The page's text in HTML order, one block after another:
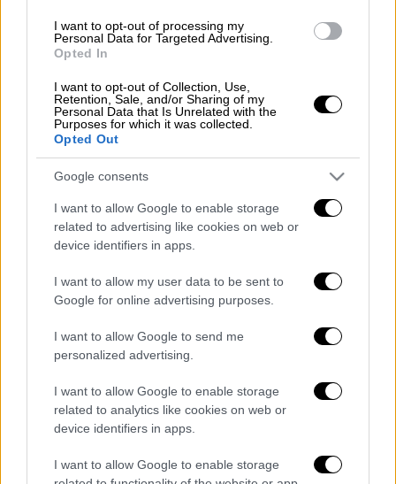
I want to opt-out of processing my
Personal Data for Targeted Advertising.
Opted In
I want to opt-out of Collection, Use,
Retention, Sale, and/or Sharing of my
Personal Data that Is Unrelated with the
Purposes for which it was collected.
Opted Out
Google consents
I want to allow Google to enable storage
related to advertising like cookies on web or
device identifiers in apps.
I want to allow my user data to be sent to
Google for online advertising purposes.
I want to allow Google to send me
personalized advertising.
I want to allow Google to enable storage
related to analytics like cookies on web or
device identifiers in apps.
I want to allow Google to enable storage
POPULAR VIDEOS
Κεντρικό...
Κεντρικό δελτίο ειδήσεων 07/08/2026
08.08.2026 14:03
Μεσημεριανό δελτίο ειδήσεων
08/08/2026
ΑΠΟΣΠΑΣΜΑΤΑ...|08.08.2026 13:22
Marfin: «Η 46χρονη δεν εμφανίζεται στις
φωτογραφίες» λέει ο δικηγόρος της